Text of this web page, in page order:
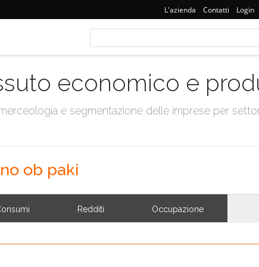
L'azienda Contatti Login
economico e
e segmentazione delle imprese per
ob paki
Redditi Occupazione